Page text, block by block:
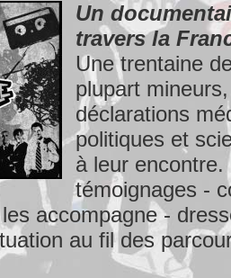
Un
travers la
Une trentaine
plupart
déclarations
politiques et
à leur encontre.
témoignages -
accompagne -
au fil des